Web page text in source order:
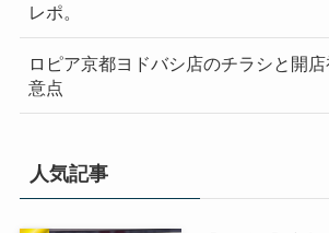
レポ。
ロピア京都ヨドバシ店のチラシと開
意点
人気記事